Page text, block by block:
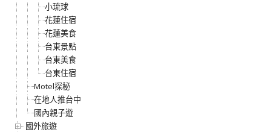
小琉球
花蓮住宿
花蓮美食
台東景點
台東美食
台東住宿
Motel探秘
在地人推台中
國內親子遊
國外旅遊